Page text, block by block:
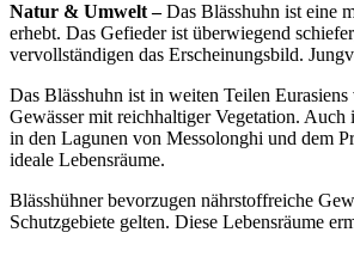
Natur & Umwelt –Das Blässhuhn ist eine
erhebt. Das Gefieder ist überwiegend
vervollständigen das Erscheinungsbild.
Das Blässhuhn ist in weiten Teilen
Gewässer mit reichhaltiger Vegetation.
in den Lagunen von Messolonghi und dem
ideale Lebensräume.
Blässhühner bevorzugen nährstoffreiche
Schutzgebiete gelten. Diese Lebensräume